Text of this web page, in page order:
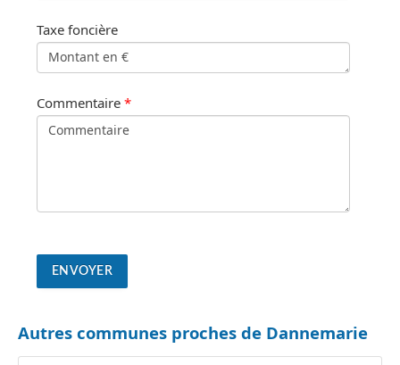
Taxe foncière
Commentaire *
Autres communes proches de Dannemarie